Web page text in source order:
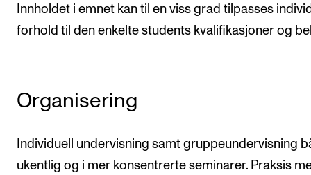
Innholdet i emnet kan til en viss grad tilpasses
forhold til den enkelte students kvalifikasjoner og
Organisering
Individuell undervisning samt gruppeundervisning
ukentlig og i mer konsentrerte seminarer. Praksis